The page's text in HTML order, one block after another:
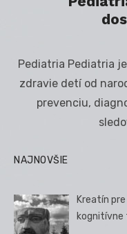
Pediatria Pediatria
zdravie detí od
prevenciu,
NAJNOVŠIE
Kreatín
kognitívne